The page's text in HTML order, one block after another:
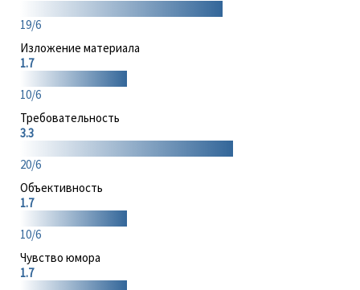
19/6
Изложение материала
1.7
10/6
Требовательность
3.3
20/6
Объективность
1.7
10/6
Чувство юмора
1.7